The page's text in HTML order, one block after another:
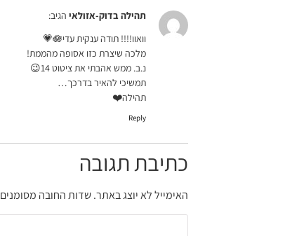
תהילה בדוק-אזולאי הגיב:
וואוו!!!! תודה ענקית עדי🪷💗
מלכה שיצרת כזו אסופה מהממת!
נ.ב. ממש אהבתי את ציטוט 14😉
תמשיכי להאיר בדרכך…
תהילה❤️
Reply
כתיבת תגובה
האימייל לא יוצג באתר.שדות החובה מסומנים